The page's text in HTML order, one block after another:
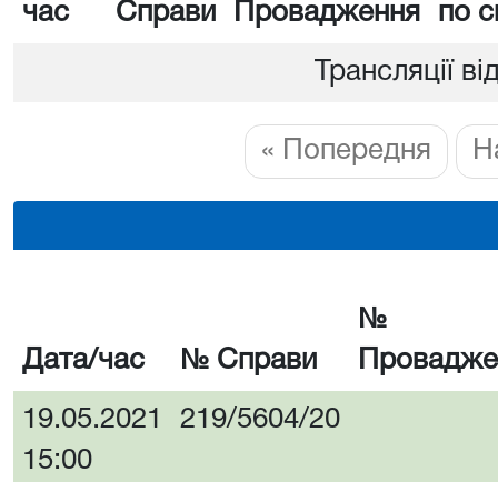
час
Справи
Провадження
по
Трансляції
« Попередня
Дата/час № Справи
№
19.05.2021
15:00
219/5604/20